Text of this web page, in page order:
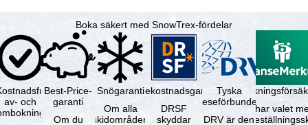
Boka säkert med SnowTrex-fördelar
av- och
Best-Price-
garanti
Om du
Snögaranti
Om alla
skidområden
Resekostnadsgaranti
DRSF
skyddar
Tyska
reseförbundet
DRV är den
Du har valet